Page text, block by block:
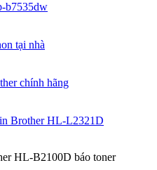
b7535dw
tại nhà
chính hãng
Brother HL-L2321D
HL-B2100D báo toner